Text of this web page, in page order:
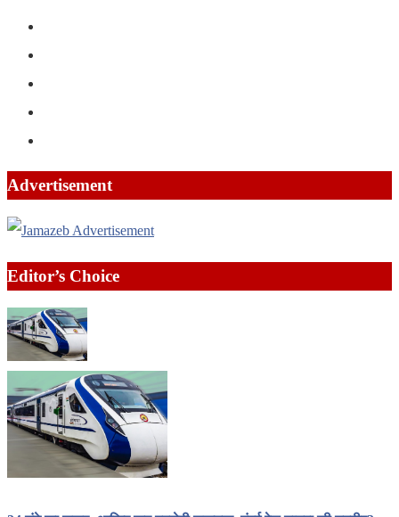
Advertisement
Editor’s Choice